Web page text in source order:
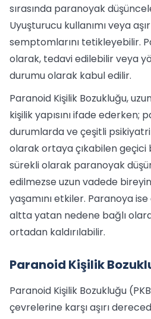
sırasında paranoyak
Uyuşturucu kullanımı veya
semptomlarını tetikleyebilir.
olarak, tedavi edilebilir veya
durumu olarak kabul edilir.
Paranoid Kişilik Bozukluğu,
kişilik yapısını ifade ederken;
durumlarda ve çeşitli
olarak ortaya çıkabilen geçici
sürekli olarak paranoyak
edilmezse uzun vadede
yaşamını etkiler. Paranoya
altta yatan nedene bağlı
ortadan kaldırılabilir.
Paranoid Kişilik
Paranoid Kişilik Bozukluğu
çevrelerine karşı aşırı